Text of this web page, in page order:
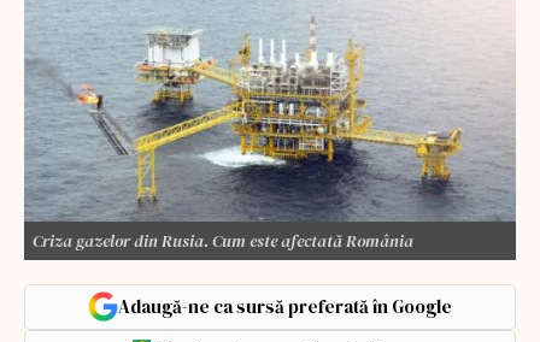
Criza gazelor din Rusia. Cum este afectată România
Adaugă-ne ca sursă preferată în Google